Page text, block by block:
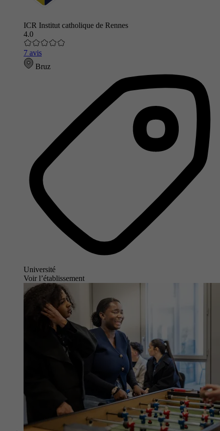
ICR Institut catholique de Rennes
4.0
7 avis
Bruz
Université
Voir l’établissement